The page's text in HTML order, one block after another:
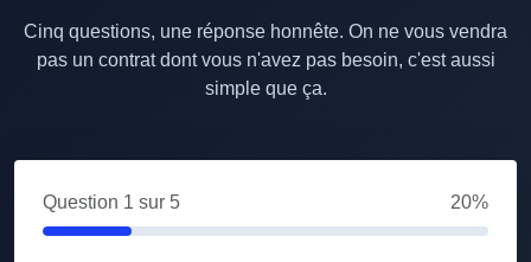
Cinq questions, une réponse honnête. On ne vous vendra
pas un contrat dont vous n'avez pas besoin, c'est aussi
simple que ça.
Question 1 sur 5 20%